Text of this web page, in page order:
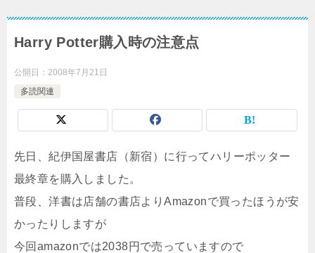
Harry Potter購入時の注意点
公開日： 2008年7月21日
多読関連
先日、紀伊国屋書店（新宿）に行ってハリーポッター
最終章を購入しました。
普段、洋書は店舗の書店よりAmazonで買ったほうが安
かったりしますが
今回amazonでは2038円で売っていますので